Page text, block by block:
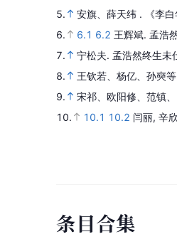
5.
安旗、薛天纬 .
《李
6.
6.1 6.2 王辉斌. 孟浩
7.
宁松夫. 孟浩然终生未
8.
王钦若、杨亿、孙奭
9.
宋祁、欧阳修、范镇
10.
10.1 10.2 闫丽, 辛
条目合集